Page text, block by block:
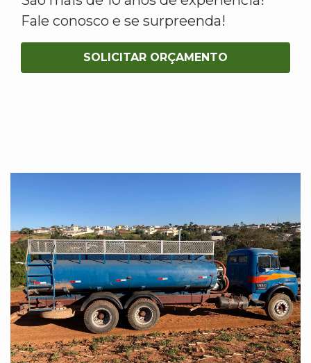
Fale conosco e se surpreenda!
SOLICITAR ORÇAMENTO